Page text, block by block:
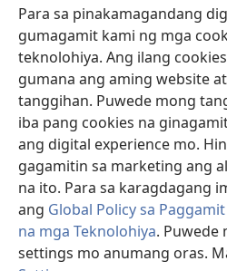
Para sa pinakamagandang
gumagamit kami ng mga
teknolohiya. Ang ilang
gumana ang aming website
tanggihan. Puwede mong
iba pang cookies na
ang digital experience mo.
gagamitin sa marketing ang
na ito. Para sa karagdagang
ang Global Policy sa
na mga Teknolohiya. Puwede
settings mo anumang oras.
(may
na
bagong
window)
Watchtower ONLINE LIBRARY™
(may
bubukas
na
bagong
window)
JW Hub ®
(may
bubukas
bagong
window)
JW Library ®
Watchtower Library®